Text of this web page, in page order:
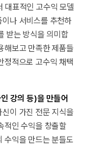
대표적인 고수익 모델
나 서비스를 추천하
받는 방식을 의미합
해보고 만족한 제품들
정적으로 고수익 채택
강의 등)을 만들어
이 가진 전문 지식을
적인 수익을 창출할
수익을 만드는 분들도